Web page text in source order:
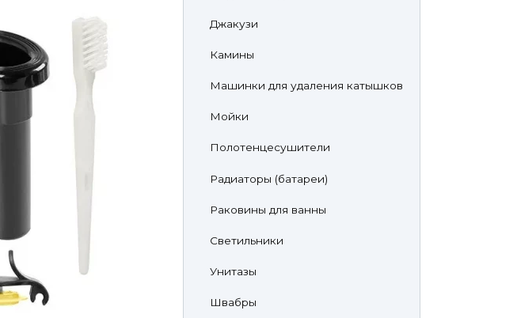
Джакузи
Камины
Машинки для удаления катышков
Мойки
Полотенцесушители
Радиаторы (батареи)
Раковины для ванны
Светильники
Унитазы
Швабры